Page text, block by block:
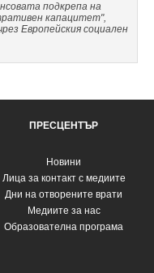
подкрепа на
капацитет",
Европейския социален
ПРЕСЦЕНТЪР
Новини
Лица за контакт с медиите
Дни на отворените врати
Медиите за нас
Образователна програма